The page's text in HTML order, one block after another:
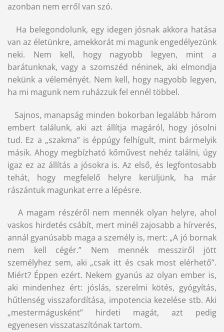
azonban nem erről van szó.
Ha belegondolunk, egy idegen jósnak akkora hatása
van az életünkre, amekkorát mi magunk engedélyezünk
neki. Nem kell, hogy nagyobb legyen, mint a
barátunknak, vagy a szomszéd néninek, aki elmondja
nekünk a véleményét. Nem kell, hogy nagyobb legyen,
ha mi magunk nem ruházzuk fel ennél többel.
Sajnos, manapság minden bokorban legalább három
embert találunk, aki azt állítja magáról, hogy jósolni
tud. Ez a „szakma” is éppúgy felhígult, mint bármelyik
másik. Ahogy megbízható kőművest nehéz találni, úgy
igaz ez az állítás a jósokra is. Az első, és legfontosabb
tehát, hogy megfelelő helyre kerüljünk, ha már
rászántuk magunkat erre a lépésre.
A magam részéről nem mennék olyan helyre, ahol
vaskos hirdetés csábít, mert minél zajosabb a hírverés,
annál gyanúsabb maga a személy is, mert: „A jó bornak
nem kell cégér.” Nem mennék messziről jött
személyhez sem, aki „csak itt és csak most elérhető”.
Miért? Éppen ezért. Nekem gyanús az olyan ember is,
aki mindenhez ért: jóslás, szerelmi kötés, gyógyítás,
hűtlenség visszafordítása, impotencia kezelése stb. Aki
„mestermágusként” hirdeti magát, azt pedig
egyenesen visszataszítónak tartom.